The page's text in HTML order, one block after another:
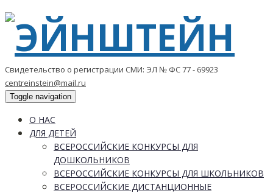
Свидетельство о регистрации СМИ: ЭЛ № ФС 77 - 69923
centreinstein@mail.ru
Toggle navigation
О НАС
ДЛЯ ДЕТЕЙ
ВСЕРОССИЙСКИЕ КОНКУРСЫ ДЛЯ
ДОШКОЛЬНИКОВ
ВСЕРОССИЙСКИЕ КОНКУРСЫ ДЛЯ ШКОЛЬНИКОВ
ВСЕРОССИЙСКИЕ ДИСТАНЦИОННЫЕ